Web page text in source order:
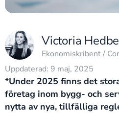
Victoria
Ekonomiskribent /
Uppdaterad: 9 maj, 2025
*Under 2025 finns det
företag inom bygg- och
nytta av nya, tillfälliga